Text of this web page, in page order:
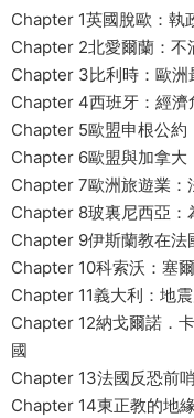
Chapter 1英國脫歐：執
Chapter 2北愛爾蘭：不
Chapter 3比利時：歐洲
Chapter 4西班牙：經濟
Chapter 5歐盟申根公約
Chapter 6歐盟與加拿大
Chapter 7歐洲旅遊業：
Chapter 8玻裏尼西亞：
Chapter 9伊斯蘭教在法
Chapter 10科索沃：塞
Chapter 11義大利：地
Chapter 12納戈爾諾．
國
Chapter 13法國反恐前
Chapter 14東正教的地